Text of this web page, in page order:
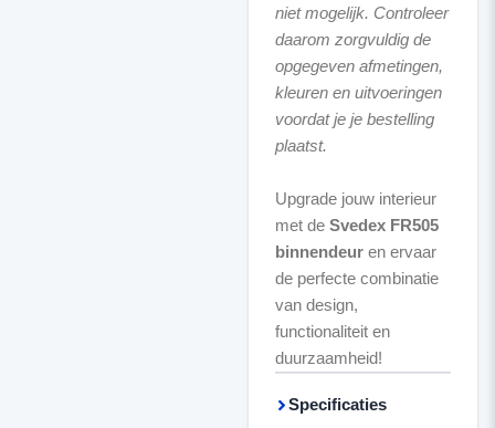
niet mogelijk. Controleer
daarom zorgvuldig de
opgegeven afmetingen,
kleuren en uitvoeringen
voordat je je bestelling
plaatst.
Upgrade jouw interieur
met de Svedex FR505
binnendeuren ervaar
de perfecte combinatie
van design,
functionaliteit en
duurzaamheid!
Specificaties